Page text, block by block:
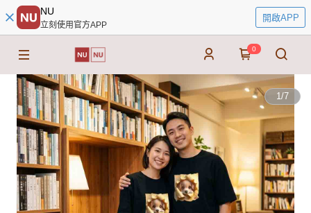
NU
立刻使用官方APP
開啟APP
0
1/7